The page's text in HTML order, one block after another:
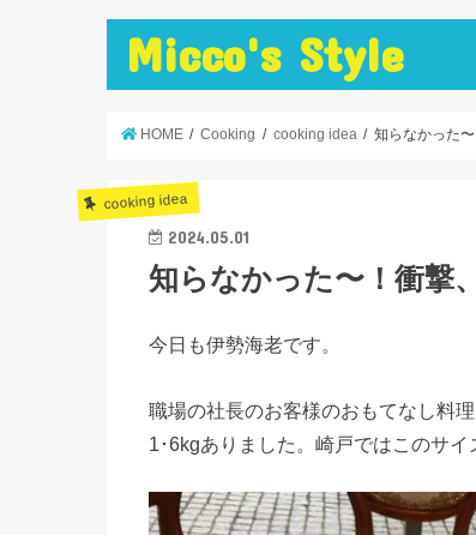
Micco's Style
HOME Cooking cooking idea 知らなかった
cooking idea
2024.05.01
知らなかった〜！衝撃
今日も伊勢海老です。
職場の社長のお客様のおもてなし料
1･6kgありました。崎戸ではこのサイ